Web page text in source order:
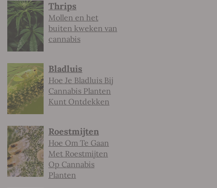
Thrips
Mollen en het
buiten kweken van
cannabis
Bladluis
Hoe Je Bladluis Bij
Cannabis Planten
Kunt Ontdekken
Roestmijten
Hoe Om Te Gaan
Met Roestmijten
Op Cannabis
Planten